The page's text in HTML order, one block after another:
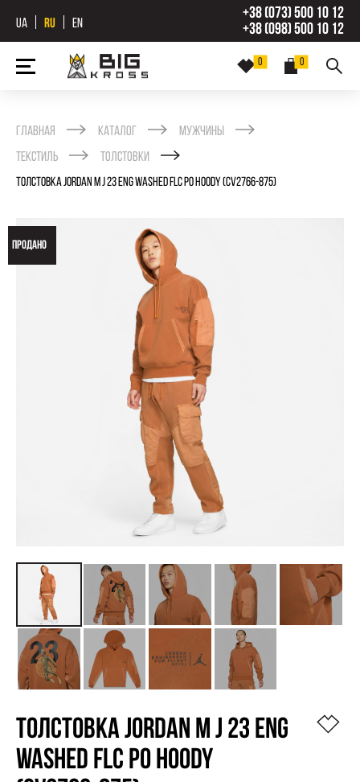
UA RU EN
+38 (073) 500 10 12
+38 (098) 500 10 12
0
0
Главная Каталог
Мужчины
Текстиль
Толстовки
ТОЛСТОВКА JORDAN M J 23 ENG WASHED FLC PO HOODY (CV2766-875)
ПРОДАНО
ТОЛСТОВКА JORDAN M J 23 ENG
WASHED FLC PO HOODY